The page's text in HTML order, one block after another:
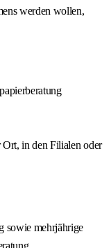
werden wollen,
in den Filialen oder
sowie mehrjährige